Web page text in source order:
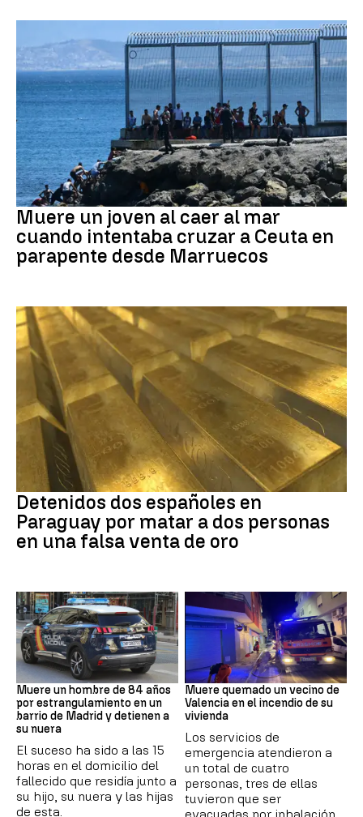
Ceuta
Muere un joven al caer al mar
cuando intentaba cruzar a Ceuta en
parapente desde Marruecos
Paraguay
Detenidos dos españoles en
Paraguay por matar a dos personas
en una falsa venta de oro
Suceso
Muere un hombre de 84 años
por estrangulamiento en un
barrio de Madrid y detienen a
su nuera
El suceso ha sido a las 15
horas en el domicilio del
fallecido que residía junto a
su hijo, su nuera y las hijas
de esta.
INCENDIO
Muere quemado un vecino de
Valencia en el incendio de su
vivienda
Los servicios de
emergencia atendieron a
un total de cuatro
personas, tres de ellas
tuvieron que ser